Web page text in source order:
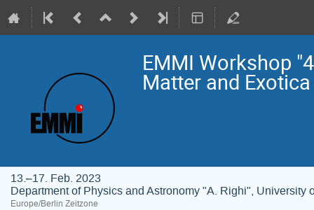
EMMI Workshop
Matter and
13.–17. Feb. 2023
Department of Physics and Astronomy "A. Righi", University
Europe/Berlin Zeitzone